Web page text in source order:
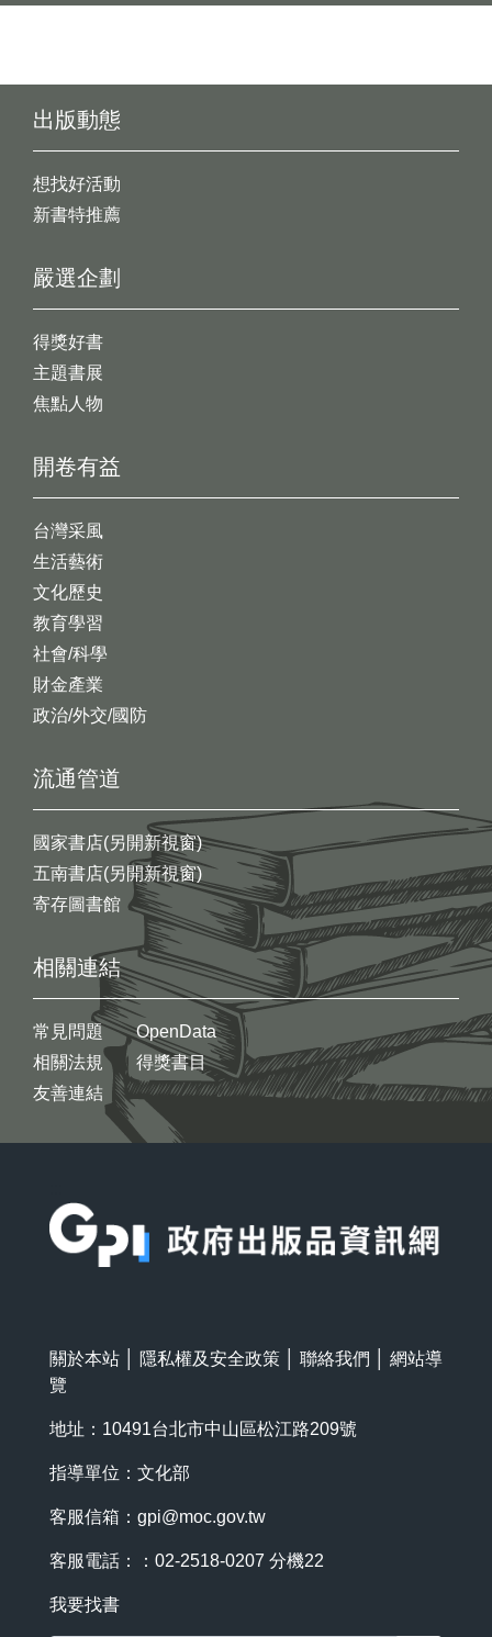
出版動態
想找好活動
新書特推薦
開卷有益
台灣采風
生活藝術
文化歷史
教育學習
社會/科學
財金產業
政治/外交/國防
嚴選企劃
得獎好書
主題書展
焦點人物
流通管道
國家書店(另開新視窗)
五南書店(另開新視窗)
寄存圖書館
相關連結
常見問題
相關法規
友善連結
OpenData
得獎書目
關於本站 隱私權及安全政策 聯絡我們
網站導
覽
地址：10491台北市中山區松江路209號
指導單位：文化部
客服信箱： gpi@moc.gov.tw
客服電話：：02-2518-0207 分機22
我要找書